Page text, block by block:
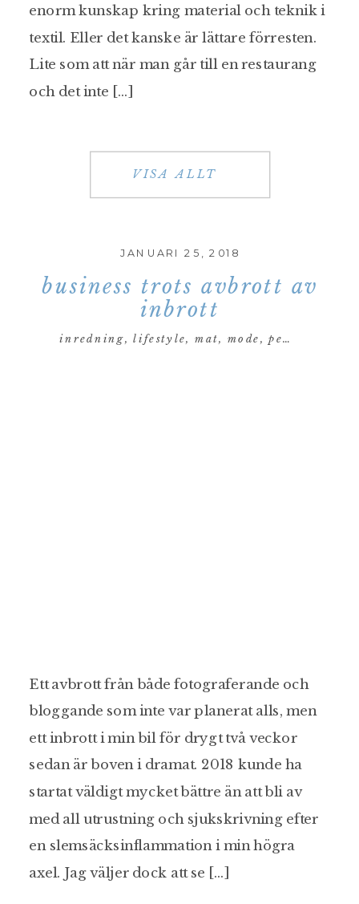
enorm kunskap kring material och teknik i
textil. Eller det kanske är lättare förresten.
Lite som att när man går till en restaurang
och det inte […]
VISA ALLT
business trots avbrott av
inbrott
Ett avbrott från både fotograferande och
bloggande som inte var planerat alls, men
ett inbrott i min bil för drygt två veckor
sedan är boven i dramat. 2018 kunde ha
startat väldigt mycket bättre än att bli av
med all utrustning och sjukskrivning efter
en slemsäcksinflammation i min högra
axel. Jag väljer dock att se […]
JANUARI 25, 2018
inredning,lifestyle,mat, mode,personligt